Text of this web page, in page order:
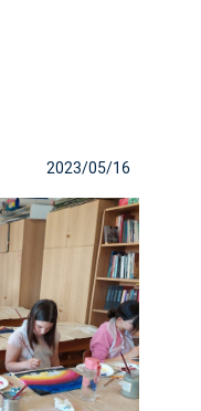
2023/05/16